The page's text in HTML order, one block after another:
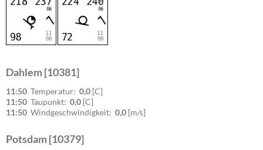
Dahlem [10381]
11:50 Temperatur: 0,0 [C]
11:50 Taupunkt: 0,0 [C]
11:50 Windgeschwindigkeit: 0,0 [m/s]
Potsdam [10379]